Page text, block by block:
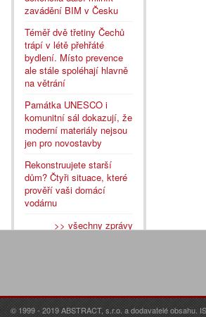
zavádění BIM v Česku
Téměř dvě třetiny Čechů
trápí v létě přehřáté
bydlení. Místo prevence
ale stále spoléhají hlavně
na větrání
Památka UNESCO i
komunitní sál dokazují, že
moderní materiály nejsou
jen pro novostavby
Rekonstruujete starší
dům? Čtyři situace, které
prověří vaši domácí
vodárnu
>> všechny zprávy
© 1999 - 2019 ABSTRACT, s.r.o. a dodavatelé obsahu.